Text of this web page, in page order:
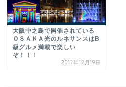
大阪中之島で開催されている
ＯＳＡＫＡ光のルネサンスはB
級グルメ満載で楽しい
ぞ！！！
2012年12月19日